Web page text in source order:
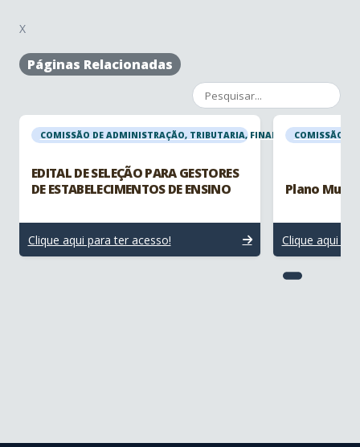
X
Páginas Relacionadas
COMISSÃO DE ADMINISTRAÇÃO, TRIBUTARIA, FINANCEIRA E
EDITAL DE SELEÇÃO PARA GESTORES
DE ESTABELECIMENTOS DE ENSINO
Clique aqui para ter acesso!
COMISSÃO
Plano
Clique aqui